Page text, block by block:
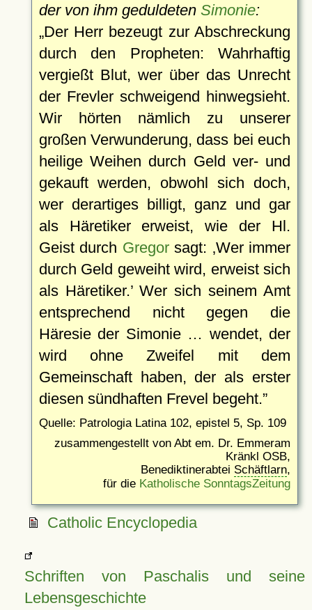
der von ihm geduldeten Simonie:
Der Herr bezeugt zur Abschreckung
durch den Propheten: Wahrhaftig
vergießt Blut, wer über das Unrecht
der Frevler schweigend hinwegsieht.
Wir hörten nämlich zu unserer
großen Verwunderung, dass bei euch
heilige Weihen durch Geld ver- und
gekauft werden, obwohl sich doch,
wer derartiges billigt, ganz und gar
als Häretiker erweist, wie der Hl.
Geist durch Gregorsagt: Wer immer
durch Geld geweiht wird, erweist sich
als Häretiker.Wer sich seinem Amt
entsprechend nicht gegen die
Häresie der Simonie … wendet, der
wird ohne Zweifel mit dem
Gemeinschaft haben, der als erster
diesen sündhaften Frevel begeht.
Quelle: Patrologia Latina 102, epistel 5, Sp. 109
zusammengestellt von Abt em. Dr. Emmeram
Kränkl OSB,
Benediktinerabtei Schäftlarn,
für die Katholische SonntagsZeitung
Catholic Encyclopedia
Schriften von Paschalis und seine
Lebensgeschichte